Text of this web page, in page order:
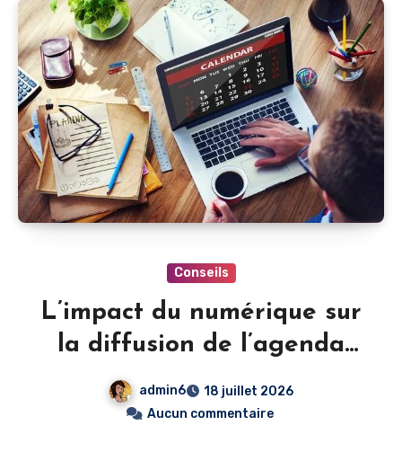
Conseils
L’impact du numérique sur
la diffusion de l’agenda
culturel municipal
admin6
18 juillet 2026
Aucun commentaire